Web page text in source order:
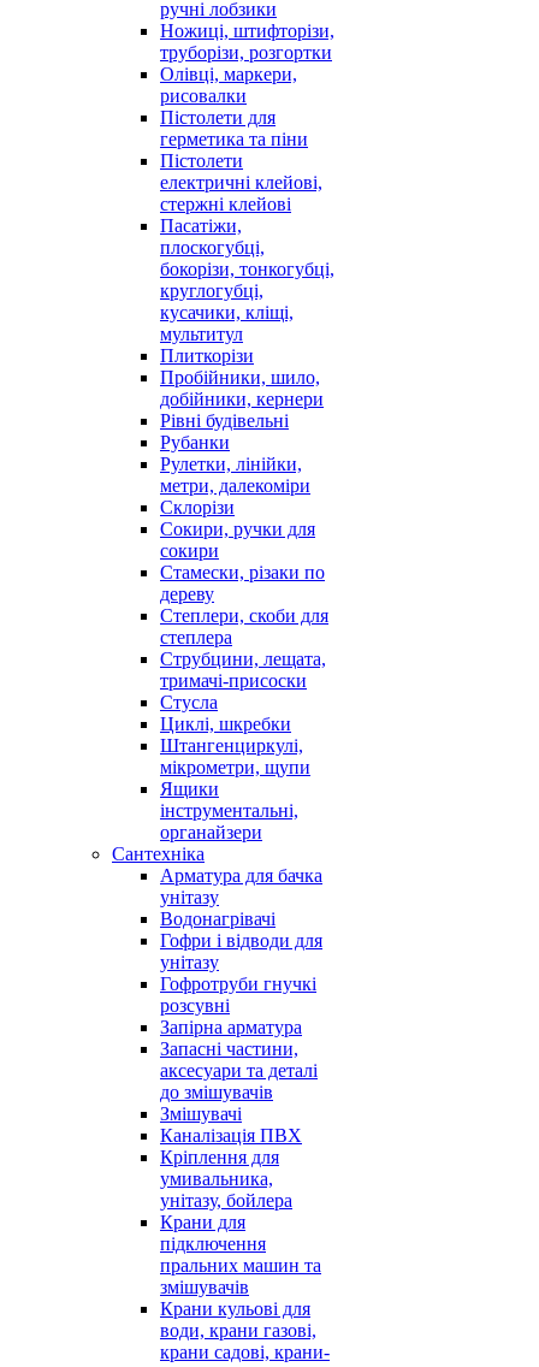
ручні лобзики
Ножиці, штифторізи,
труборізи, розгортки
Олівці, маркери,
рисовалки
Пістолети для
герметика та піни
Пістолети
електричні клейові,
стержні клейові
Пасатіжи,
плоскогубці,
бокорізи, тонкогубці,
круглогубці,
кусачики, кліщі,
мультитул
Плиткорізи
Пробійники, шило,
добійники, кернери
Рівні будівельні
Рубанки
Рулетки, лінійки,
метри, далекоміри
Склорізи
Сокири, ручки для
сокири
Стамески, різаки по
дереву
Степлери, скоби для
степлера
Струбцини, лещата,
тримачі-присоски
Стусла
Циклі, шкребки
Штангенциркулі,
мікрометри, щупи
Ящики
інструментальні,
органайзери
Сантехніка
Арматура для бачка
унітазу
Водонагрівачі
Гофри і відводи для
унітазу
Гофротруби гнучкі
розсувні
Запірна арматура
Запасні частини,
аксесуари та деталі
до змішувачів
Змішувачі
Каналізація ПВХ
Кріплення для
умивальника,
унітазу, бойлера
Крани для
підключення
пральних машин та
змішувачів
Крани кульові для
води, крани газові,
крани садові, крани-